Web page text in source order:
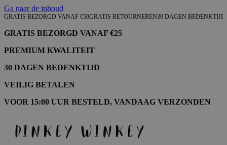
Ga naar de inhoud
GRATIS BEZORGD VANAF €50GRATIS RETOURNEREN30 DAGEN BEDENKTIJD
GRATIS BEZORGD VANAF €25
PREMIUM KWALITEIT
30 DAGEN BEDENKTIJD
VEILIG BETALEN
VOOR 15:00 UUR BESTELD, VANDAAG VERZONDEN